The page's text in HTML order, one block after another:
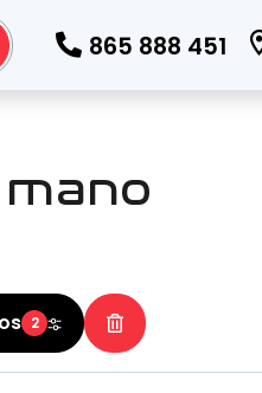
865 888 451
2
Todos los filtros
Modelo